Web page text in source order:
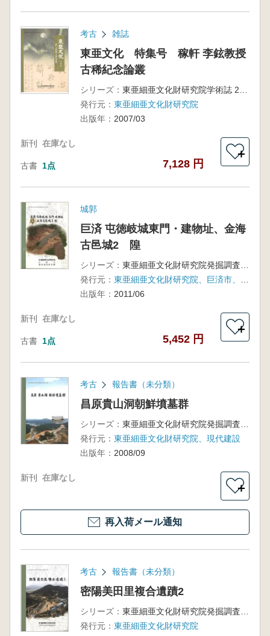
考古 雑誌
東亜文化 特集号 稼軒 李鉉教授
古稀紀念論叢
シリーズ：
発行元： 東亜細亜文化財研究院
出版年： 2007/03
新刊 在庫なし
古書 1点 7,128 円
＋
城郭
巨済 屯徳岐城東門・建物址、金海
古邑城2 隍
シリーズ：
発行元：
出版年： 2011/06
新刊 在庫なし
古書 1点 5,452 円
＋
考古 報告書（未分類）
昌原貴山洞朝鮮墳墓群
シリーズ：
発行元： 東亜細亜文化財研究院、現代建設
出版年： 2008/09
新刊 在庫なし
＋
再入荷メール通知
考古 報告書（未分類）
密陽美田里複合遺蹟2
シリーズ：
発行元： 東亜細亜文化財研究院